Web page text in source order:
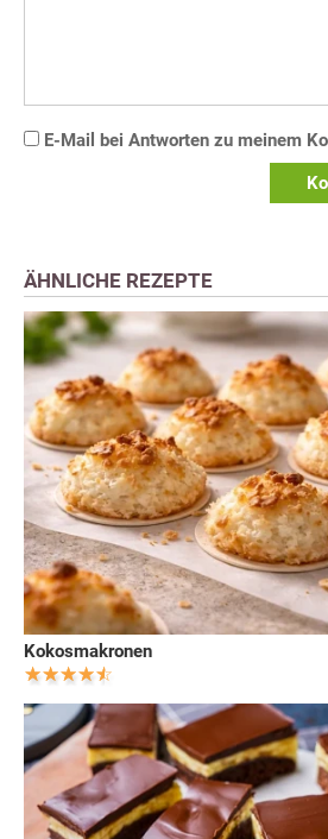
E-Mail bei Antworten zu meinem
ÄHNLICHE REZEPTE
Kokosmakronen